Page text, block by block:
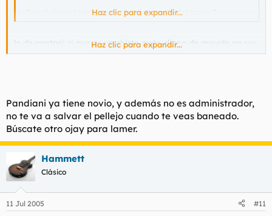
¿Te rebajan el sueldo por el chiste malo del rango?
Haz clic para expandir...
lo de pantani si que es un chiste malo, digno de arevalo en sus
mejores tiempos, felicidades.
Haz clic para expandir...
Pandiani ya tiene novio, y además no es administrador,
no te va a salvar el pellejo cuando te veas baneado.
Búscate otro ojay para lamer.
Hammett
Clásico
11 Jul 2005 #11